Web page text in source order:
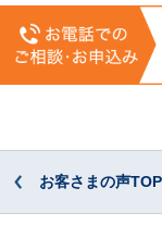
お客さまの声